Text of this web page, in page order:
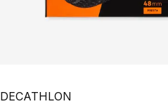
Play Video
DECATHLON